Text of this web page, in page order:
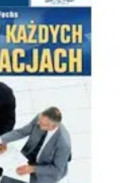
zakupowePorady